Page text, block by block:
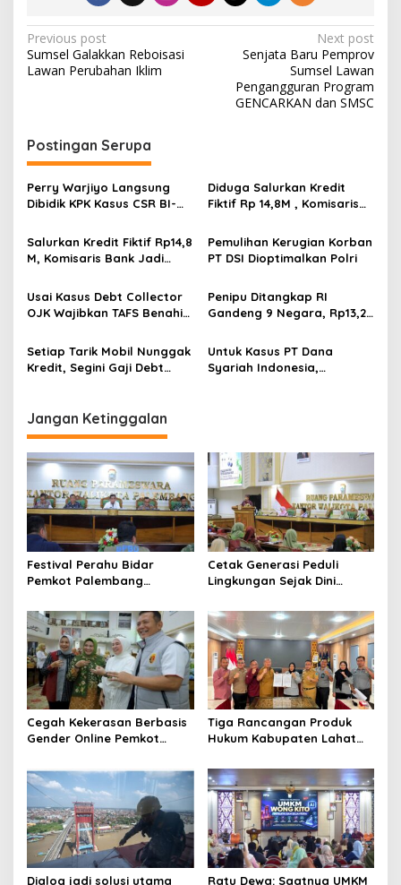
P
o
n
a
v
g
a
t
i
o
n
Previous post
Sumsel Galakkan Reboisasi
Lawan Perubahan Iklim
Next post
Senjata Baru Pemprov
Sumsel Lawan
Pengangguran Program
GENCARKAN dan SMSC
Postingan Serupa
Perry Warjiyo Langsung
Dibidik KPK Kasus CSR BI-
Diduga Salurkan Kredit
Fiktif Rp 14,8M , Komisaris
Salurkan Kredit Fiktif Rp14,8
M, Komisaris Bank Jadi
Pemulihan Kerugian Korban
PT DSI Dioptimalkan Polri
Usai Kasus Debt Collector
OJK Wajibkan TAFS Benahi
Penipu Ditangkap RI
Gandeng 9 Negara, Rp13,2
Setiap Tarik Mobil Nunggak
Kredit, Segini Gaji Debt
Untuk Kasus PT Dana
Syariah Indonesia,
Jangan Ketinggalan
Festival Perahu Bidar
Pemkot Palembang
Cetak Generasi Peduli
Lingkungan Sejak Dini
Program Perkuat Adiwiyata
Cegah Kekerasan Berbasis
Gender Online Pemkot
Digital Perempuan
Tiga Rancangan Produk
Hukum Kabupaten Lahat
Harmonisasi
Dialog jadi solusi utama Ratu Dewa: Saatnya UMKM